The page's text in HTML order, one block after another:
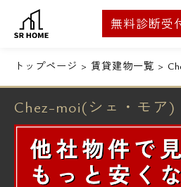
無料診断受
トップページ 賃貸建物一覧
Chez-moi(シェ・モア)